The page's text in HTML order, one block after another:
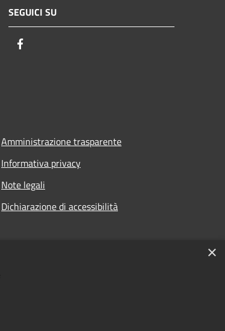
SEGUICI SU
Amministrazione trasparente
Informativa privacy
Note legali
Dichiarazione di accessibilità
×